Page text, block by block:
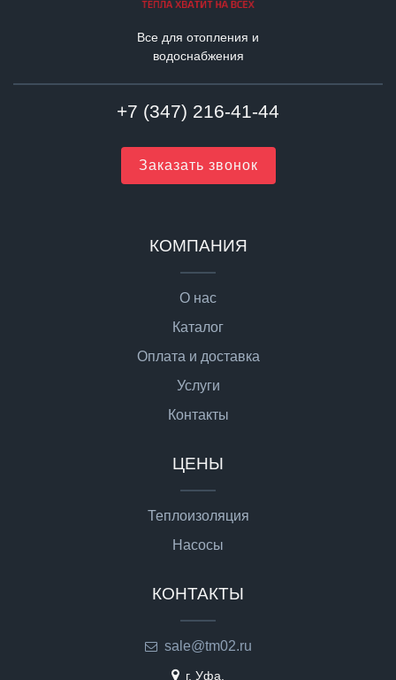
Все для отопления и
водоснабжения
+7 (347) 216-41-44
Заказать звонок
КОМПАНИЯ
О нас
Каталог
Оплата и доставка
Услуги
Контакты
ЦЕНЫ
Теплоизоляция
Насосы
КОНТАКТЫ
sale@tm02.ru
г. Уфа,